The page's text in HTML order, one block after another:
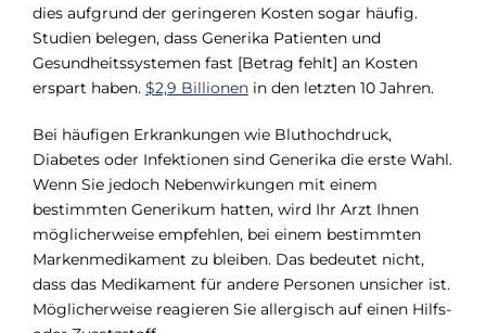
dies aufgrund der geringeren Kosten sogar häufig.
Studien belegen, dass Generika Patienten und
Gesundheitssystemen fast [Betrag fehlt] an Kosten
erspart haben. $2,9 Billionen in den letzten 10 Jahren.
Bei häufigen Erkrankungen wie Bluthochdruck,
Diabetes oder Infektionen sind Generika die erste Wahl.
Wenn Sie jedoch Nebenwirkungen mit einem
bestimmten Generikum hatten, wird Ihr Arzt Ihnen
möglicherweise empfehlen, bei einem bestimmten
Markenmedikament zu bleiben. Das bedeutet nicht,
dass das Medikament für andere Personen unsicher ist.
Möglicherweise reagieren Sie allergisch auf einen Hilfs-